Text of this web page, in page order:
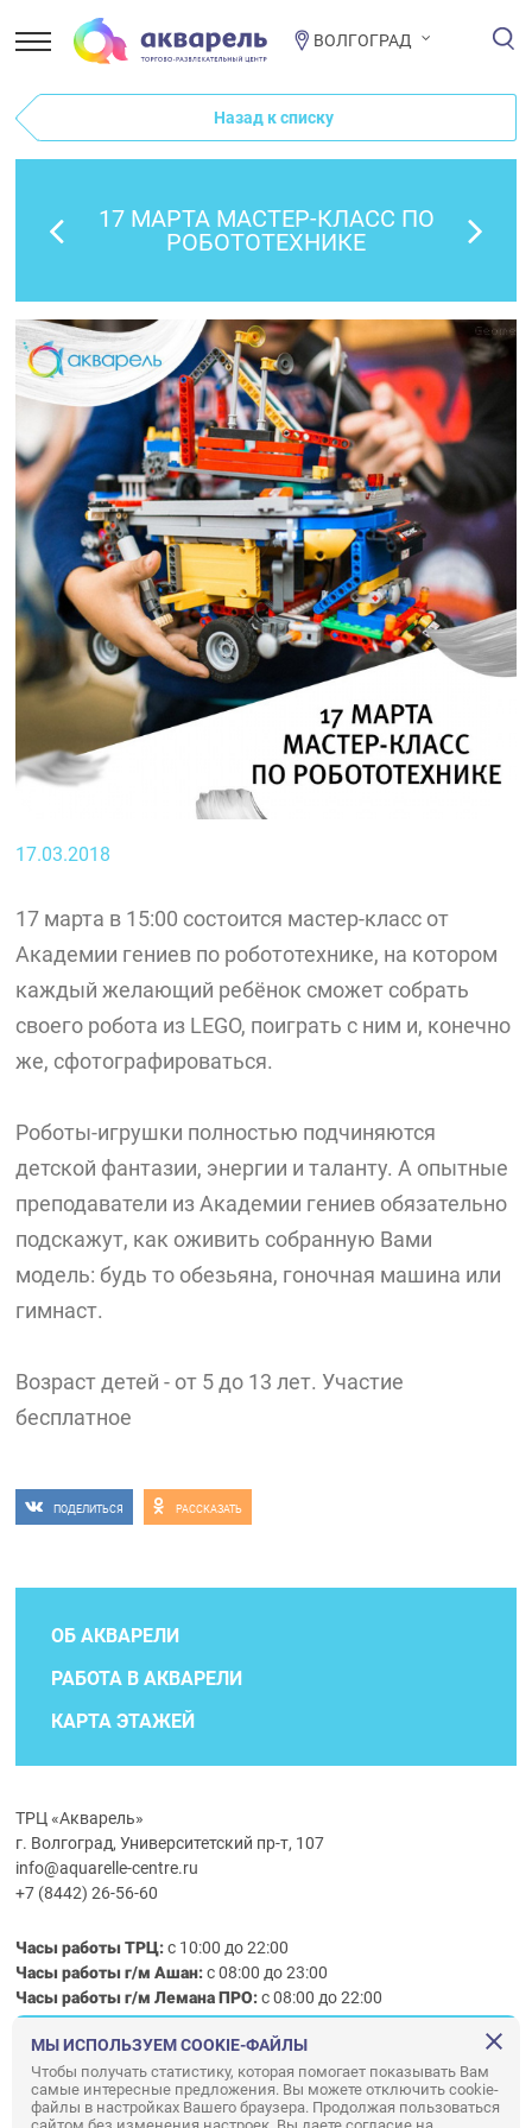
ВОЛГОГРАД
Назад к списку
17 МАРТА МАСТЕР-КЛАСС ПО
РОБОТОТЕХНИКЕ
17.03.2018
17 марта в 15:00 состоится мастер-класс от
Академии гениев по робототехнике, на котором
каждый желающий ребёнок сможет собрать
своего робота из LEGO, поиграть с ним и, конечно
же, сфотографироваться.
Роботы-игрушки полностью подчиняются
детской фантазии, энергии и таланту. А опытные
преподаватели из Академии гениев обязательно
подскажут, как оживить собранную Вами
модель: будь то обезьяна, гоночная машина или
гимнаст.
Возраст детей - от 5 до 13 лет. Участие
бесплатное
ПОДЕЛИТЬСЯ РАССКАЗАТЬ
ОБ АКВАРЕЛИ
РАБОТА В АКВАРЕЛИ
КАРТА ЭТАЖЕЙ
ТРЦ «Акварель»
г. Волгоград, Университетский пр-т, 107
info@aquarelle-centre.ru
+7 (8442) 26-56-60
Часы работы ТРЦ:с 10:00 до 22:00
Часы работы г/м Ашан:с 08:00 до 23:00
Часы работыг/мЛемана ПРО:с 08:00 до 22:00
Правила посещения ТРЦ «Акварель»
ООО «АКВАРЕЛЬ»
МЫ ИСПОЛЬЗУЕМ COOKIE-ФАЙЛЫ
Чтобы получать статистику, которая помогает показывать Вам
самые интересные предложения. Вы можете отключить cookie-
файлы в настройках Вашего браузера. Продолжая пользоваться